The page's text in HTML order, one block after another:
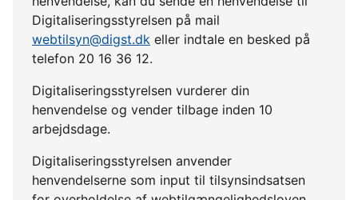
Digitaliseringsstyrelsen på mail
webtilsyn@digst.dk eller indtale en besked på
telefon 20 16 36 12.
Digitaliseringsstyrelsen vurderer din
henvendelse og vender tilbage inden 10
arbejdsdage.
Digitaliseringsstyrelsen anvender
henvendelserne som input til tilsynsindsatsen